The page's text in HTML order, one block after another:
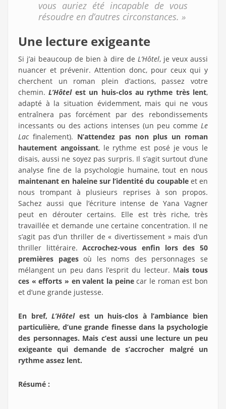
vous auriez été incapable de vous
résoudre en d’autres circonstances. »
Une lecture exigeante
Si j’ai beaucoup de bien à dire de L’Hôtel, je veux aussi
nuancer et prévenir. Attention donc, pour ceux qui y
cherchent un roman plein d’actions, passez votre
chemin.L’Hôtelest un huis-clos au rythme très lent,
adapté à la situation évidemment, mais qui ne vous
entraînera pas forcément par des rebondissements
incessants ou des actions intenses (un peu comme Le
Lac finalement). N’attendez pas non plus un roman
hautement angoissant, le rythme est posé je vous le
disais, aussi ne soyez pas surpris. Il s’agit surtout d’une
analyse fine de la psychologie humaine, tout en nous
maintenant en haleine sur l’identité du coupable et en
nous trompant à plusieurs reprises à son propos.
Sachez aussi que l’écriture intense de Yana Vagner
peut en dérouter certains. Elle est très riche, très
travaillée et demande une certaine concentration. Il ne
s’agit pas d’un thriller de « divertissement » mais d’un
thriller littéraire. Accrochez-vous enfin lors des 50
premières pagesoù les noms des personnages se
mélangent un peu dans l’esprit du lecteur. Mais tous
ces « efforts » en valent la peinecar le roman est bon
et d’une grande justesse.
En bref,L’Hôtel est un huis-clos à l’ambiance bien
particulière, d’une grande finesse dans la psychologie
des personnages. Mais c’est aussi une lecture un peu
exigeante qui demande de s’accrocher malgré un
rythme assez lent.
Résumé :